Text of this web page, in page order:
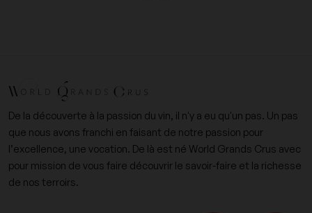
De la découverte à la passion du vin, il n'y a eu qu'un pas. Un pas
que nous avons franchi en faisant de notre passion pour
l’excellence, une vocation. De là est né World Grands Crus avec
pour mission de vous faire découvrir le savoir-faire et la richesse
de nos terroirs.